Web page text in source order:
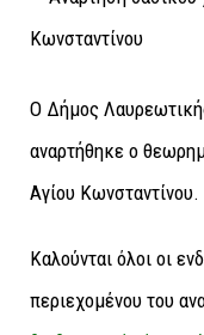
Ο Δήμος
αναρτήθηκε ο
Αγίου Κωνσταντίνου.
Καλούνται όλοι οι
περιεχομένου του